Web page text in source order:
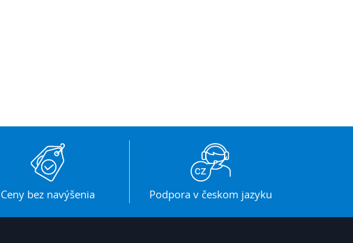
Ceny bez navýšenia Podpora v českom jazyku